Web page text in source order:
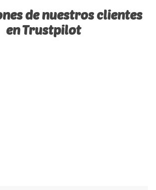
de nuestros clientes
en Trustpilot